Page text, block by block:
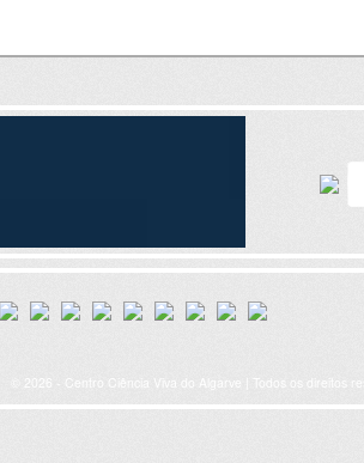
© 2026 - Centro Ciência Viva do Algarve | Todos os direitos